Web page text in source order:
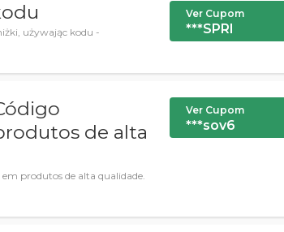
używając kodu -
Ver Cupom
***SPRI
de alta
produtos de alta qualidade.
Ver Cupom
***sov6